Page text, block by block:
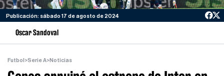
Publicación: sábado 17 de agosto de 2024
Oscar Sandoval
Futbol >Serie A>Noticias